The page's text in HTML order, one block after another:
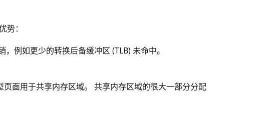
势：
例如更少的转换后备缓冲区 (TLB) 未命中。
面用于共享内存区域。 共享内存区域的很大一部分分配